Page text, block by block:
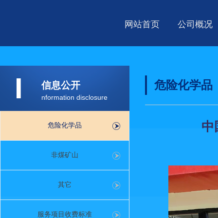
网站首页 公司概况
I 信息公开
nformation disclosure
危险化学品
非煤矿山
其它
服务项目收费标准
危险化学品
中